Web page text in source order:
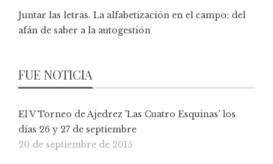
Juntar las letras. La alfabetización en el campo: del
afán de saber a la autogestión
FUE NOTICIA
El V Torneo de Ajedrez 'Las Cuatro Esquinas' los
días 26 y 27 de septiembre
20 de septiembre de 2015